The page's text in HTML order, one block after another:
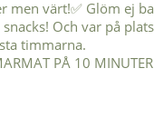
PÅ 10 MINUTER